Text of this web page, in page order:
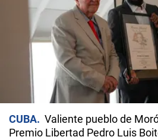
CUBA
Valiente pueblo de
Premio Libertad Pedro Luis